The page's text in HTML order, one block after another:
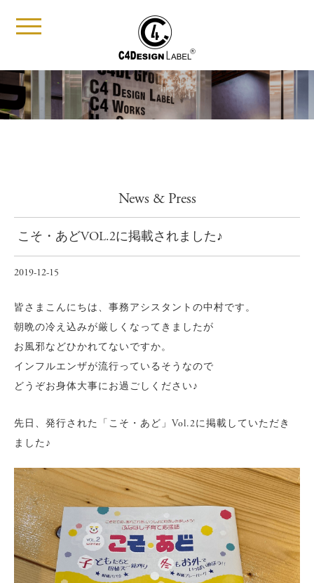
t
o
l
e
n
a
n
News & Press
こそ・あどVOL.2に掲載されました♪
2019-12-15
皆さまこんにちは、事務アシスタントの中村です。
朝晩の冷え込みが厳しくなってきましたが
お風邪などひかれてないですか。
インフルエンザが流行っているそうなので
どうぞお身体大事にお過ごしください♪
先日、発行された「こそ・あど」Vol.2に掲載していただき
ました♪